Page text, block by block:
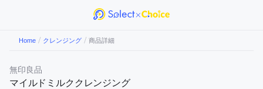
Home / クレンジング / 商品詳細
無印良品
マイルドミルククレンジング